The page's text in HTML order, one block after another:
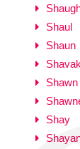
Shaul
Shaun
Shavak
Shawn
Shay